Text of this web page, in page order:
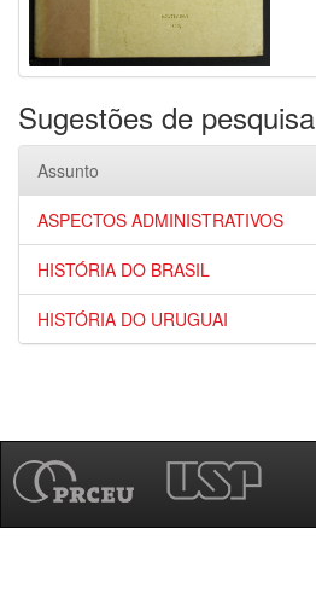
Sugestões de pesquisa
Assunto
ASPECTOS ADMINISTRATIVOS
HISTÓRIA DO BRASIL
HISTÓRIA DO URUGUAI